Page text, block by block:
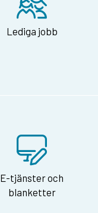
Lediga jobb
E-tjänster och
blanketter